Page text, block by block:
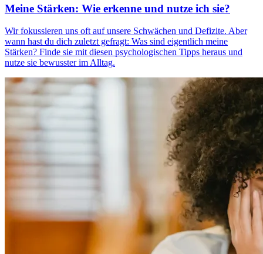
Meine Stärken: Wie erkenne und nutze ich sie?
Wir fokussieren uns oft auf unsere Schwächen und Defizite. Aber
wann hast du dich zuletzt gefragt: Was sind eigentlich meine
Stärken? Finde sie mit diesen psychologischen Tipps heraus und
nutze sie bewusster im Alltag.